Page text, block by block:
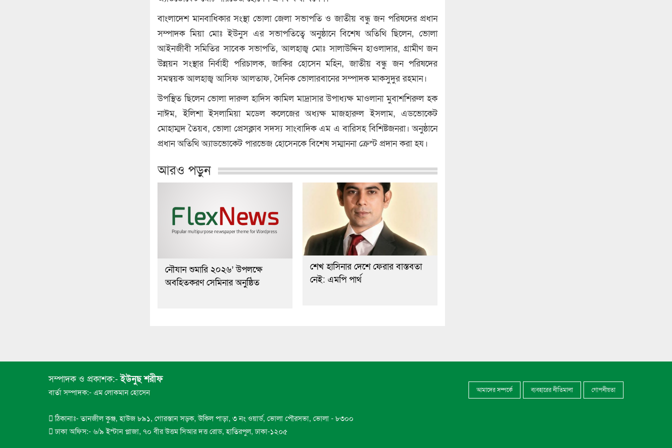
বাংলাদেশ মানবাধিকার সংস্থা ভোলা জেলা সভাপতি ও জাতীয় বন্ধু জন পরিষদের প্রধান
সম্পাদক মিয়া মোঃ ইউনুস এর সভাপতিত্বে অনুষ্ঠানে বিশেষ অতিথি ছিলেন, ভোলা
আইনজীবী সমিতির সাবেক সভাপতি, আলহাজ্ব মোঃ সালাউদ্দিন হাওলাদার, গ্রামীণ জন
উন্নয়ন সংস্থার নির্বাহী পরিচালক, জাকির হোসেন মহিন, জাতীয় বন্ধু জন পরিষদের
সমন্বয়ক আলহাজ্ব আসিফ আলতাফ, দৈনিক ভোলারবানের সম্পাদক মাকসুদুর রহমান।
উপস্থিত ছিলেন ভোলা দারুল হাদিস কামিল মাদ্রাসার উপাধ্যক্ষ মাওলানা মুবাশশিরুল হক
নাঈম, ইলিশা ইসলামিয়া মডেল কলেজের অধ্যক্ষ মাজহারুল ইসলাম, এডভোকেট
মোহাম্মদ তৈয়ব, ভোলা প্রেসক্লাব সদস্য সাংবাদিক এম এ বারিসহ বিশিষ্টজনরা। অনুষ্ঠানে
প্রধান অতিথি অ্যাডভোকেট পারভেজ হোসেনকে বিশেষ সম্মাননা ক্রেস্ট প্রদান করা হয।
আরও পড়ুন
নৌযান শুমারি ২০২৬’ উপলক্ষে
অবহিতকরণ সেমিনার অনুষ্ঠিত
শেখ হাসিনার দেশে ফেরার বাস্তবতা
নেই: এমপি পার্থ
সম্পাদক ও প্রকাশক:-ইউনুছ শরীফ
বার্তা সম্পাদক:- এম লোকমান হোসেন
ঠিকানাঃ- তানজীল কুঞ্জ, হাউজ ৮৯১, গোরস্তান সড়ক, উকিল পাড়া, ৩ নং ওয়ার্ড, ভোলা পৌরসভা, ভোলা - ৮৩০০
ঢাকা অফিস:- ৬/৯ ইস্টান প্লাজা, ৭০ বীর উত্তম সিআর দত্ত রোড, হাতিরপুল, ঢাকা-১২০৫
আমাদের সম্পর্কে ব্যবহারের নীতিমালা গোপনীয়তা